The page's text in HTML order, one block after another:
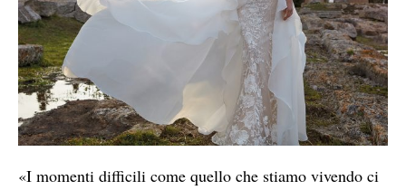
«I momenti difficili come quello che stiamo vivendo ci